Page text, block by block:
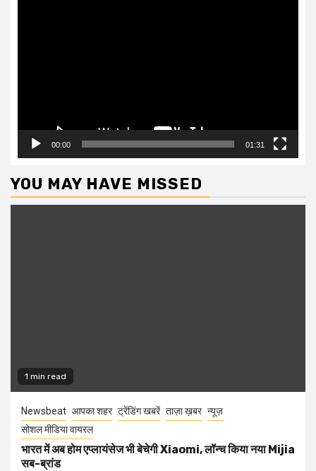
00:00 01:31
YOU MAY HAVE MISSED
1 min read
Newsbeat आपका शहर ट्रेंडिंग खबरें ताज़ा ख़बर न्यूज़
सोशल मीडिया वायरल
भारत में अब होम एप्लायंसेज भी बेचेगी Xiaomi, लॉन्च किया नया Mijia
सब-ब्रांड